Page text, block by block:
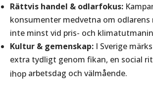
Rättvis handel & odlarfokus:
konsumenter medvetna om odlarens
inte minst vid pris- och
Kultur & gemenskap: I Sverige
extra tydligt genom fikan, en social
ihop arbetsdag och välmående.